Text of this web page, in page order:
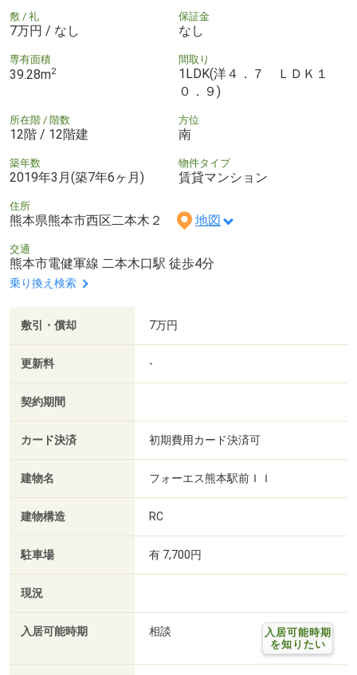
敷 / 礼
7万円 / なし
保証金
なし
専有面積
39.28m2
間取り
1LDK(洋４．７ ＬＤＫ１
０．９)
所在階 / 階数
12階 / 12階建
方位
南
築年数
2019年3月(築7年6ヶ月)
物件タイプ
賃貸マンション
住所
熊本県熊本市西区二本木２ 地図
交通
熊本市電健軍線 二本木口駅 徒歩4分
乗り換え検索
敷引・償却 7万円
更新料 -
契約期間
カード決済 初期費用カード決済可
建物名 フォーエス熊本駅前ＩＩ
建物構造 RC
駐車場 有 7,700円
現況
入居可能時期 相談
入居可能時期
を知りたい